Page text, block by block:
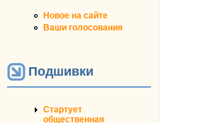
Новое на сайте
Ваши голосования
Подшивки
Стартует
общественная